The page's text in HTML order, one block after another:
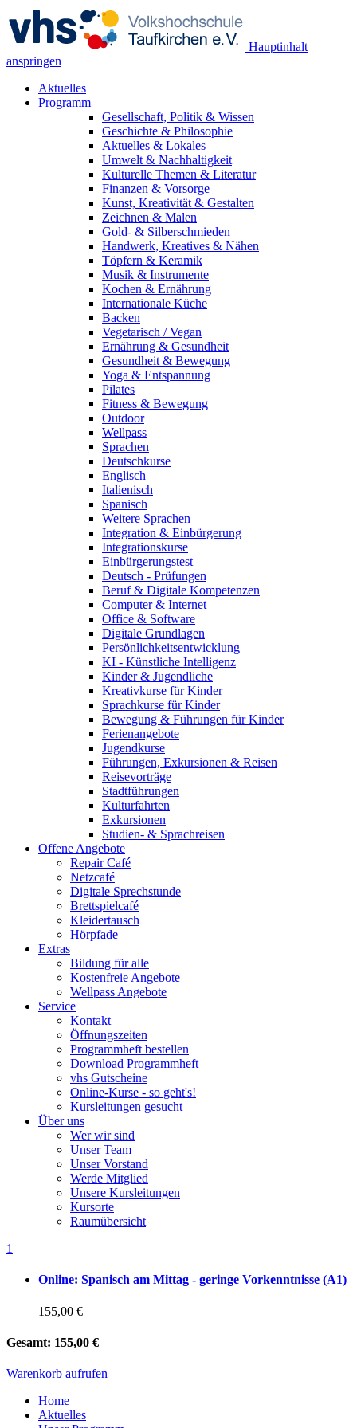
Hauptinhalt
anspringen
Aktuelles
Programm
Gesellschaft, Politik & Wissen
Geschichte & Philosophie
Aktuelles & Lokales
Umwelt & Nachhaltigkeit
Kulturelle Themen & Literatur
Finanzen & Vorsorge
Kunst, Kreativität & Gestalten
Zeichnen & Malen
Gold- & Silberschmieden
Handwerk, Kreatives & Nähen
Töpfern & Keramik
Musik & Instrumente
Kochen & Ernährung
Internationale Küche
Backen
Vegetarisch / Vegan
Ernährung & Gesundheit
Gesundheit & Bewegung
Yoga & Entspannung
Pilates
Fitness & Bewegung
Outdoor
Wellpass
Sprachen
Deutschkurse
Englisch
Italienisch
Spanisch
Weitere Sprachen
Integration & Einbürgerung
Integrationskurse
Einbürgerungstest
Deutsch - Prüfungen
Beruf & Digitale Kompetenzen
Computer & Internet
Office & Software
Digitale Grundlagen
Persönlichkeitsentwicklung
KI - Künstliche Intelligenz
Kinder & Jugendliche
Kreativkurse für Kinder
Sprachkurse für Kinder
Bewegung & Führungen für Kinder
Ferienangebote
Jugendkurse
Führungen, Exkursionen & Reisen
Reisevorträge
Stadtführungen
Kulturfahrten
Exkursionen
Studien- & Sprachreisen
Offene Angebote
Repair Café
Netzcafé
Digitale Sprechstunde
Brettspielcafé
Kleidertausch
Hörpfade
Extras
Bildung für alle
Kostenfreie Angebote
Wellpass Angebote
Service
Kontakt
Öffnungszeiten
Programmheft bestellen
Download Programmheft
vhs Gutscheine
Online-Kurse - so geht's!
Kursleitungen gesucht
Über uns
Wer wir sind
Unser Team
Unser Vorstand
Werde Mitglied
Unsere Kursleitungen
Kursorte
Raumübersicht
1
Online: Spanisch am Mittag - geringe Vorkenntnisse (A1)
155,00 €
Gesamt: 155,00 €
Warenkorb aufrufen
Home
Aktuelles